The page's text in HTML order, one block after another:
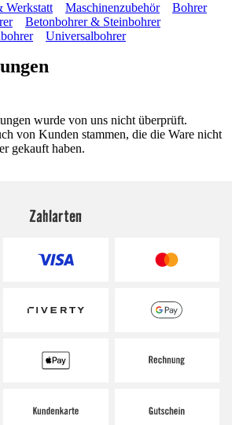
Werkstatt
Maschinenzubehör
Bohrer
Betonbohrer & Steinbohrer
Universalbohrer
wurde von uns nicht überprüft.
von Kunden stammen, die die Ware nicht
gekauft haben.
Zahlarten